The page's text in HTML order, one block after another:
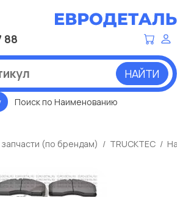
88
НАЙТИ
Поиск по Наименованию
(по брендам) TRUCKTEC